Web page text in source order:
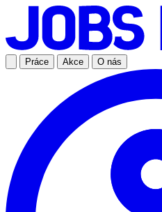
Práce Akce O nás